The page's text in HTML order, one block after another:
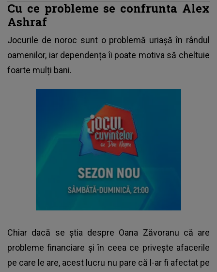
Cu ce probleme se confrunta Alex
Ashraf
Jocurile de noroc sunt o problemă uriașă în rândul
oamenilor, iar dependența îi poate motiva să cheltuie
foarte mulți bani.
Chiar dacă se știa despre Oana Zăvoranu că are
probleme financiare și în ceea ce privește afacerile
pe care le are, acest lucru nu pare că l-ar fi afectat pe